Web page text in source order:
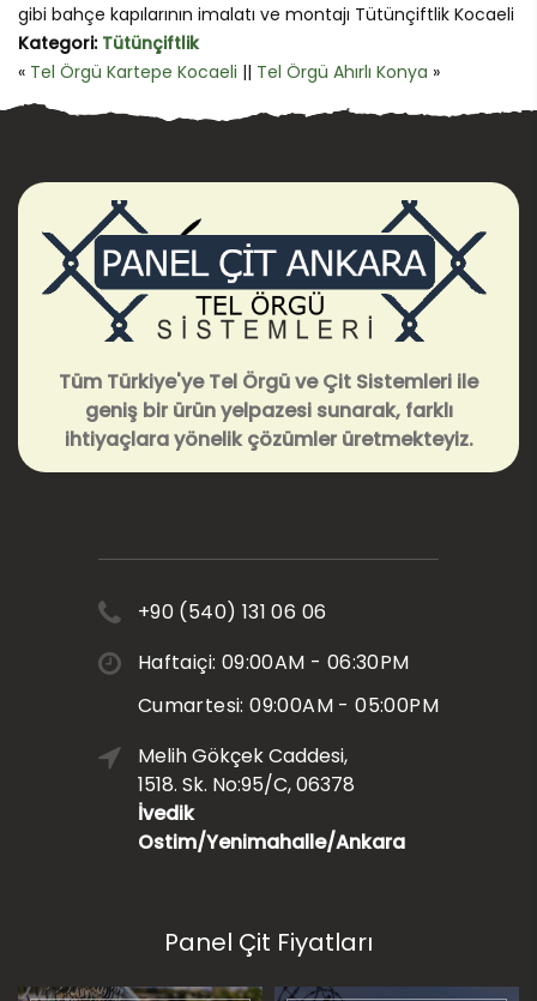
gibi bahçe kapılarının imalatı ve montajı Tütünçiftlik Kocaeli
Kategori: Tütünçiftlik
« Tel Örgü Kartepe Kocaeli || Tel Örgü Ahırlı Konya »
Tüm Türkiye'ye Tel Örgü ve Çit Sistemleri ile
geniş bir ürün yelpazesi sunarak, farklı
ihtiyaçlara yönelik çözümler üretmekteyiz.
+90 (540) 131 06 06
Haftaiçi: 09:00AM - 06:30PM
Cumartesi: 09:00AM - 05:00PM
Melih Gökçek Caddesi,
1518. Sk. No:95/C, 06378
İvedik
Ostim/Yenimahalle/Ankara
Panel Çit Fiyatları